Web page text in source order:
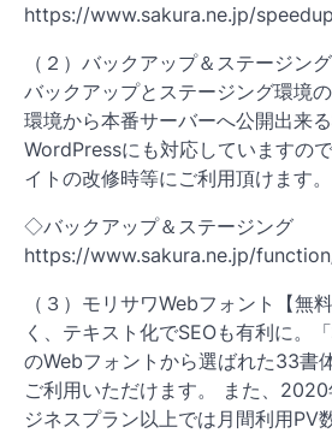
https://www.sakura.ne.jp/
（２）バックアップ＆ステージン
バックアップとステージング環境
環境から本番サーバーへ公開出来る
WordPressにも対応していますの
イトの改修時等にご利用頂けます。
◇バックアップ＆ステージング
https://www.sakura.ne.jp/
（３）モリサワWebフォント【無
く、テキスト化でSEOも有利に。
のWebフォントから選ばれた33書
ご利用いただけます。 また、
ジネスプラン以上では月間利用PV